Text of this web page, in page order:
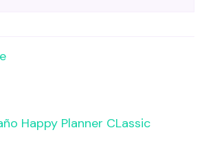
Happy Planner CLassic